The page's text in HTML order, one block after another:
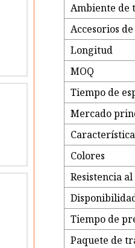
Ambiente de
Accesorios
Longitud
MOQ
Tiempo de
Mercado
Característica
Colores
Resistencia
Tiempo de
Paquete de